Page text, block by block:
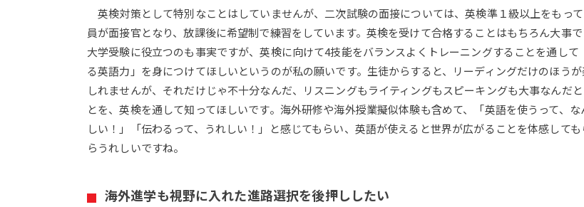
英検対策として特別なことはしていませんが、二次試験の面接については、英検準１級以上をもっ
員が面接官となり、放課後に希望制で練習をしています。英検を受けて合格することはもちろん大事で
大学受験に役立つのも事実ですが、英検に向けて4技能をバランスよくトレーニングすることを通して
る英語力」を身につけてほしいというのが私の願いです。生徒からすると、リーディングだけのほうが
しれませんが、それだけじゃ不十分なんだ、リスニングもライティングもスピーキングも大事なんだ
とを、英検を通して知ってほしいです。海外研修や海外授業擬似体験も含めて、「英語を使うって、な
しい！」「伝わるって、うれしい！」と感じてもらい、英語が使えると世界が広がることを体感しても
らうれしいですね。
海外進学も視野に入れた進路選択を後押ししたい